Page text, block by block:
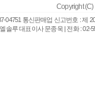
Copyright (C)
04751 통신판매업 신고번호 : 제
솔루 대표이사 문종욱 | 전화 : 02-